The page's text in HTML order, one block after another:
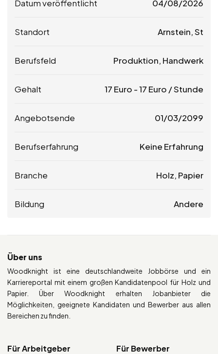
Datum veröffentlicht 04/08/2026
Standort Arnstein, St
Berufsfeld Produktion, Handwerk
Gehalt 17 Euro -17 Euro / Stunde
Angebotsende 01/03/2099
Berufserfahrung Keine Erfahrung
Branche Holz, Papier
Bildung Andere
Über uns
Woodknight ist eine deutschlandweite Jobbörse und ein
Karriereportal mit einem großen Kandidatenpool für Holz und
Papier. Über Woodknight erhalten Jobanbieter die
Möglichkeiten, geeignete Kandidaten und Bewerber aus allen
Bereichen zu finden.
Für Arbeitgeber Für Bewerber